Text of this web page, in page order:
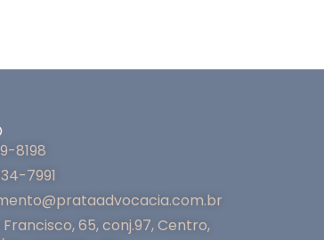
8198
7991
Francisco, 65, conj.97, Centro,